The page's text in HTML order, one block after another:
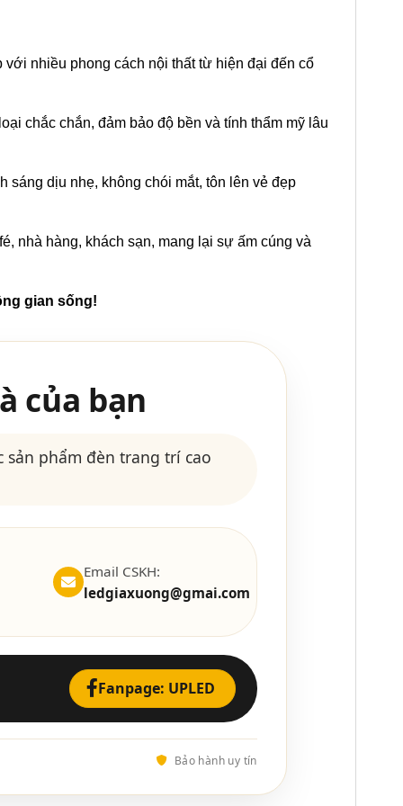
nhiều phong cách nội thất từ hiện đại đến cổ
chắc chắn, đảm bảo độ bền và tính thẩm mỹ lâu
sáng dịu nhẹ, không chói mắt, tôn lên vẻ đẹp
nhà hàng, khách sạn, mang lại sự ấm cúng và
gian sống!
của bạn
sản phẩm đèn trang trí cao
Email CSKH:
ledgiaxuong@gmai.com
Fanpage: UPLED
Bảo hành uy tín